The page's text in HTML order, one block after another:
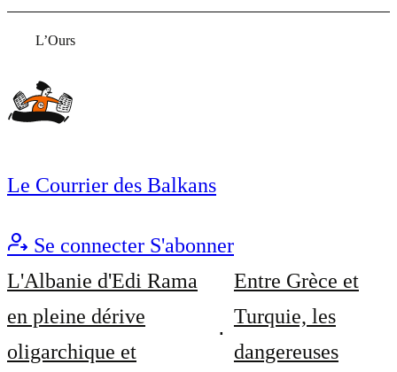
L’Ours
Le Courrier des Balkans
Se connecter S'abonner
L'Albanie d'Edi Rama
en pleine dérive
oligarchique et
Entre Grèce et
Turquie, les
dangereuses